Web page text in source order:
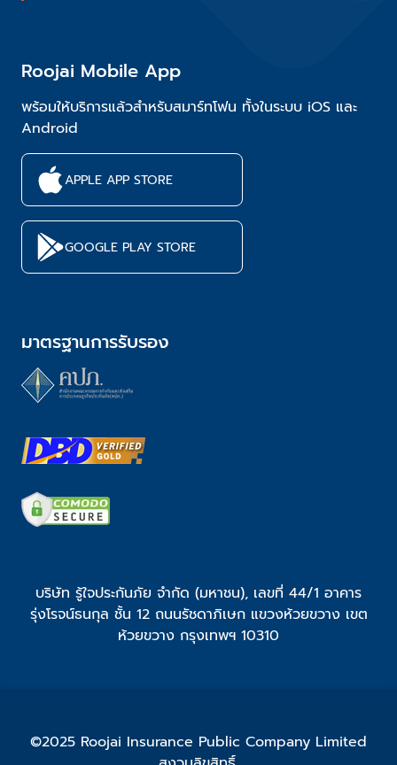
Roojai Mobile App
พร้อมให้บริการแล้วสำหรับสมาร์ทโฟน ทั้งในระบบ iOS และ
Android
APPLE APP STORE
GOOGLE PLAY STORE
มาตรฐานการรับรอง
บริษัท รู้ใจประกันภัย จำกัด (มหาชน), เลขที่ 44/1 อาคาร
รุ่งโรจน์ธนกุล ชั้น 12 ถนนรัชดาภิเษก แขวงห้วยขวาง เขต
ห้วยขวาง กรุงเทพฯ 10310
©2025 Roojai Insurance Public Company Limited